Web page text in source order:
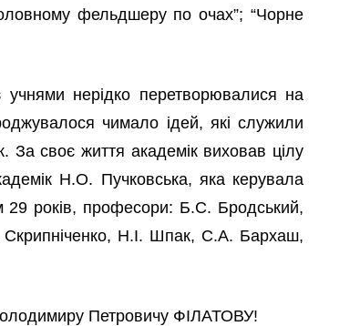
фельдшеру по очах”; “Чорне
нерідко перетворювалися на
чимало ідей, які служили
За своє життя академік виховав цілу
Н.О. Пучковська, яка керувала
29 років, професори: Б.С. Бродський,
Н.І. Шпак, С.А. Бархаш,
Петровичу ФІЛАТОВУ!